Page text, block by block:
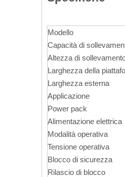
Modello
Capacità di
Altezza di
Larghezza della
Larghezza esterna
Applicazione
Power pack
Alimentazione elettrica
Modalità operativa
Tensione operativa
Blocco di sicurezza
Rilascio di blocco